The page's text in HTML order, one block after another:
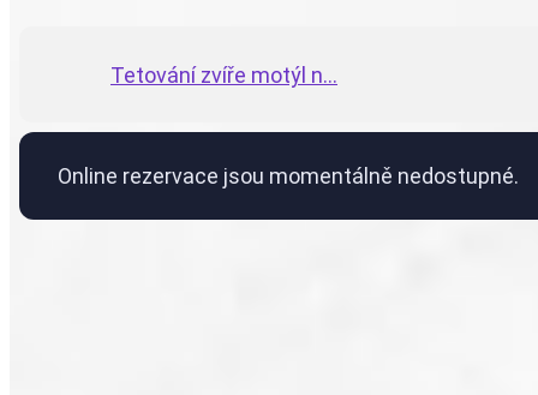
Tetování zvíře motýl n...
Online rezervace jsou momentálně nedostupné.